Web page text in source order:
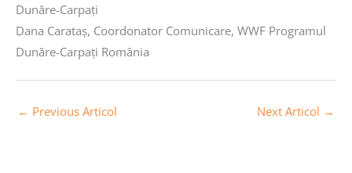
Dunăre-Carpaţi
Dana Carataş, Coordonator Comunicare, WWF Programul
Dunăre-Carpaţi România
← Previous Articol Next Articol →